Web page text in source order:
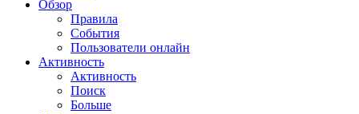
Обзор
Правила
События
Пользователи онлайн
Активность
Активность
Поиск
Больше